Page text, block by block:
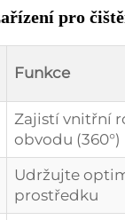
pro
Funkce
Zajistí vnitřní
obvodu (360°)
Udržujte
prostředku